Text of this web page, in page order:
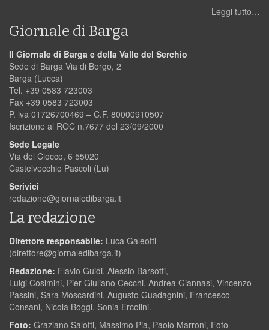
Leggi tutto…
Giornale di Barga
Il Giornale di Barga e della Valle del Serchio
Sede di Barga Via di Borgo, 2
Barga (Lucca)
Tel. +39 0583 723003
Fax +39 0583 723003
P. iva 01726700469 – C.F. 80000910507
Iscrizione al ROC n.7677 del 23/09/2000
Sede Legale
Via del Ciocco, 6 55020
Castelvecchio Pascoli (Lu)
Scrivici
redazione@giornaledibarga.it
La redazione
Direttore responsabile: Luca Galeotti
(direttore@giornaledibarga.it)
Redazione: Flavio Guidi, Alessio Barsotti,
Luigi Cosimini, Pier Giuliano Cecchi, Andrea Giannasi, Vincenzo
Passini, Sara Moscardini, Augusto Guadagnini, Francesco
Consani, Nicola Boggi, Sonia Ercolini.
Foto: Graziano Salotti, Massimo Pia, Paolo Marroni, Foto